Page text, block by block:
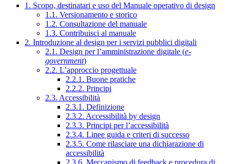
1. Scopo, destinatari e uso del Manuale operativo di design
1.1. Versionamento e storico
1.2. Consultazione del manuale
1.3. Contribuisci al manuale
2. Introduzione al design per i servizi pubblici digitali
2.1. Design per l’amministrazione digitale (e-
government)
2.2. L’approccio progettuale
2.2.1. Buone pratiche
2.2.2. Principi
2.3. Accessibilità
2.3.1. Definizione
2.3.2. Accessibilità by design
2.3.3. Principi per l’accessibilità
2.3.4. Linee guida e criteri di successo
2.3.5. Come rilasciare una dichiarazione di
accessibilità
2.3.6. Meccanismo di feedback e procedura di